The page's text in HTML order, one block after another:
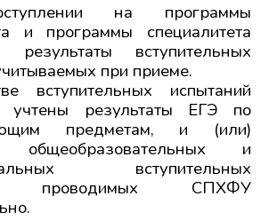
на программы
и программы специалитета
результаты вступительных
при приеме.
вступительных испытаний
учтены результаты ЕГЭ по
предметам, и (или)
общеобразовательных и
вступительных
проводимых СПХФУ